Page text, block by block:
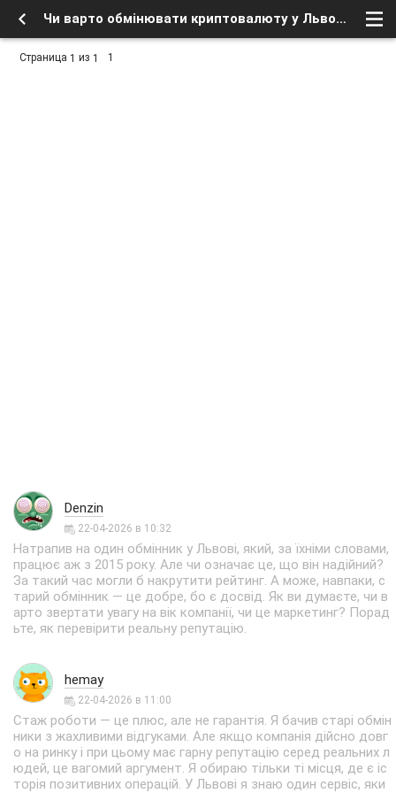
Чи варто обмінювати криптовалюту у Львові через обмінник? - Заработок в интернете, бесплатное в сети - Вопросы нуждающиеся в ответе... - Форум о спутниковом тв и интернете
Страница 1 из 1 1
Denzin
22-04-2026 в 10:32
Натрапив на один обмінник у Львові, який, за їхніми словами,
працює аж з 2015 року. Але чи означає це, що він надійний?
За такий час могли б накрутити рейтинг. А може, навпаки, с
тарий обмінник — це добре, бо є досвід. Як ви думаєте, чи в
арто звертати увагу на вік компанії, чи це маркетинг? Порад
ьте, як перевірити реальну репутацію.
hemay
22-04-2026 в 11:00
Стаж роботи — це плюс, але не гарантія. Я бачив старі обмін
ники з жахливими відгуками. Але якщо компанія дійсно довг
о на ринку і при цьому має гарну репутацію серед реальних л
юдей, це вагомий аргумент. Я обираю тільки ті місця, де є іс
торія позитивних операцій. У Львові я знаю один сервіс, яки